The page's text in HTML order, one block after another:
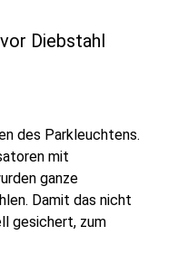
Diebstahl
des Parkleuchtens.
mit
ganze
Damit das nicht
gesichert, zum